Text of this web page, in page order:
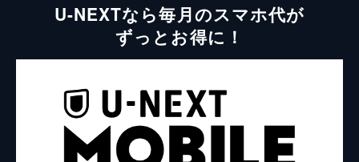
U-NEXTなら毎月のスマホ代が
ずっとお得に！